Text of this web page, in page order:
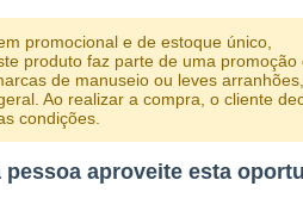
promocional e de estoque único,
produto faz parte de uma promoção
de manuseio ou leves
Ao realizar a compra, o cliente
condições.
aproveite esta